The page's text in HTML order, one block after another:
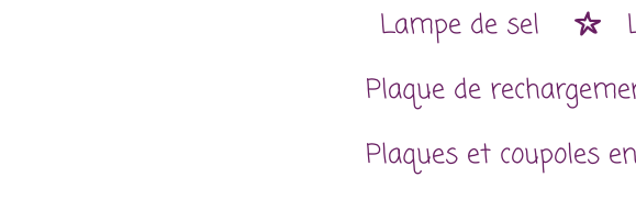
Lampe de sel
Plaque de
Plaques et coupoles